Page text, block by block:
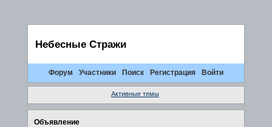
Небесные Стражи
Форум Участники Поиск Регистрация Войти
Активные темы
Объявление